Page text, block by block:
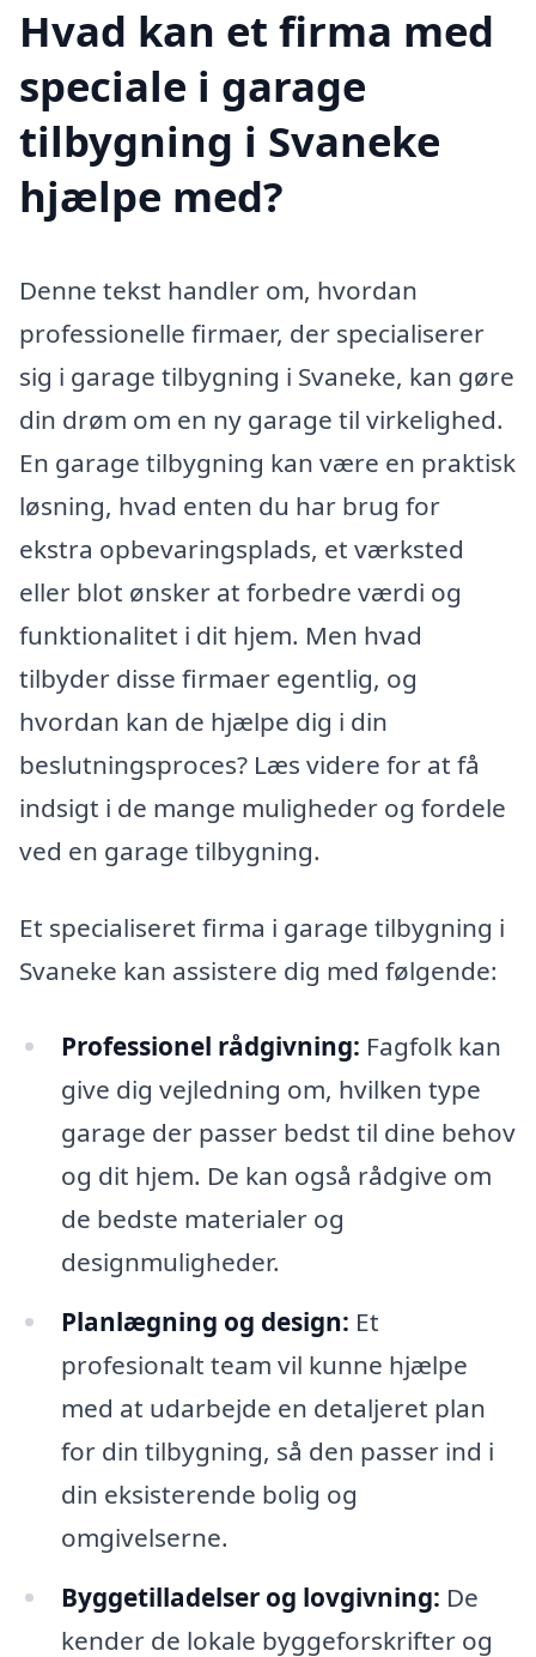
Hvad kan et firma med
speciale i garage
tilbygning i Svaneke
hjælpe med?
Denne tekst handler om, hvordan
professionelle firmaer, der specialiserer
sig i garage tilbygning i Svaneke, kan gøre
din drøm om en ny garage til virkelighed.
En garage tilbygning kan være en praktisk
løsning, hvad enten du har brug for
ekstra opbevaringsplads, et værksted
eller blot ønsker at forbedre værdi og
funktionalitet i dit hjem. Men hvad
tilbyder disse firmaer egentlig, og
hvordan kan de hjælpe dig i din
beslutningsproces? Læs videre for at få
indsigt i de mange muligheder og fordele
ved en garage tilbygning.
Et specialiseret firma i garage tilbygning i
Svaneke kan assistere dig med følgende:
Professionel rådgivning: Fagfolk kan
give dig vejledning om, hvilken type
garage der passer bedst til dine behov
og dit hjem. De kan også rådgive om
de bedste materialer og
designmuligheder.
Planlægning og design: Et
profesionalt team vil kunne hjælpe
med at udarbejde en detaljeret plan
for din tilbygning, så den passer ind i
din eksisterende bolig og
omgivelserne.
Byggetilladelser og lovgivning: De
kender de lokale byggeforskrifter og